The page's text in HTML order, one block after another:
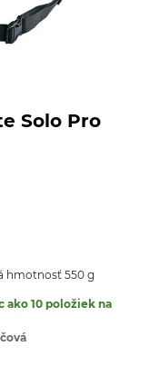
Solo Pro
hmotnosť 550 g
ako 10 položiek na